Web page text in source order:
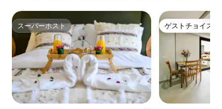
スーパーホスト
スーパーホスト ゲストチョイス
ゲストチョイス